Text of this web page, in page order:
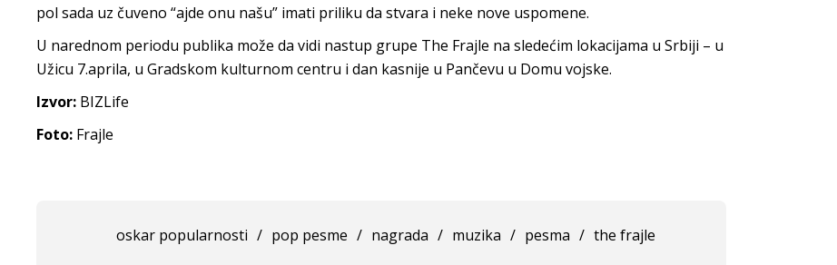
pol sada uz čuveno “ajde onu našu” imati priliku da stvara i neke nove uspomene.
U narednom periodu publika može da vidi nastup grupe The Frajle na sledećim lokacijama u Srbiji – u
Užicu 7.aprila, u Gradskom kulturnom centru i dan kasnije u Pančevu u Domu vojske.
Izvor: BIZLife
Foto: Frajle
oskar popularnosti / pop pesme / nagrada / muzika / pesma / the frajle